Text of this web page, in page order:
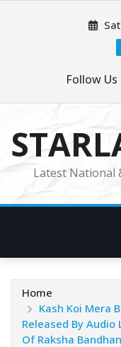
Follow Us
Latest National
Home
Kash Koi Mera
Released By
Of Raksha Bandhan